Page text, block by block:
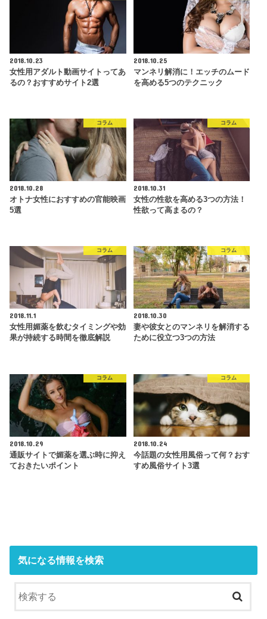
2018.10.23
女性用アダルト動画サイトってあ
るの？おすすめサイト2選
2018.10.25
マンネリ解消に！エッチのムード
を高める5つのテクニック
コラム
2018.10.28
オトナ女性におすすめの官能映画
5選
コラム
2018.10.31
女性の性欲を高める3つの方法！
性欲って高まるの？
コラム
2018.11.1
女性用媚薬を飲むタイミングや効
果が持続する時間を徹底解説
コラム
2018.10.30
妻や彼女とのマンネリを解消する
ために役立つ3つの方法
コラム
2018.10.29
通販サイトで媚薬を選ぶ時に抑え
ておきたいポイント
コラム
2018.10.24
今話題の女性用風俗って何？おす
すめ風俗サイト3選
気になる情報を検索